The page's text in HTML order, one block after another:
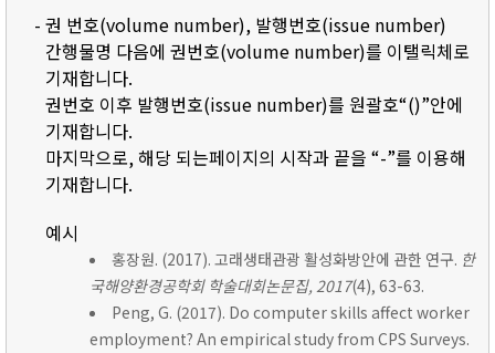
- 권 번호(volume number), 발행번호(issue number)
간행물명 다음에 권번호(volume number)를 이탤릭체로
기재합니다.
권번호 이후 발행번호(issue number)를 원괄호“()”안에
기재합니다.
마지막으로, 해당 되는페이지의 시작과 끝을 “-”를 이용해
기재합니다.
예시
홍장원. (2017). 고래생태관광 활성화방안에 관한 연구. 한
국해양환경공학회 학술대회논문집, 2017(4), 63-63.
Peng, G. (2017). Do computer skills affect worker
employment? An empirical study from CPS Surveys.